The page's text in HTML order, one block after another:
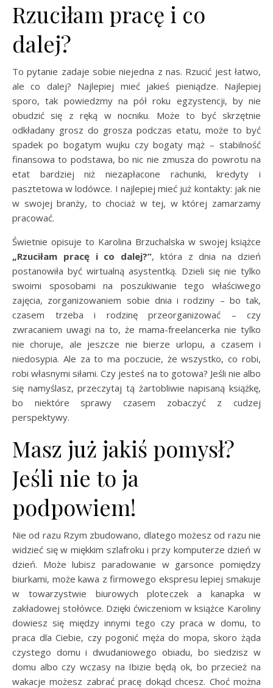
Rzuciłam pracę i co
dalej?
To pytanie zadaje sobie niejedna z nas. Rzucić jest łatwo,
ale co dalej? Najlepiej mieć jakieś pieniądze. Najlepiej
sporo, tak powiedzmy na pół roku egzystencji, by nie
obudzić się z ręką w nocniku. Może to być skrzętnie
odkładany grosz do grosza podczas etatu, może to być
spadek po bogatym wujku czy bogaty mąż – stabilność
finansowa to podstawa, bo nic nie zmusza do powrotu na
etat bardziej niż niezapłacone rachunki, kredyty i
pasztetowa w lodówce. I najlepiej mieć już kontakty: jak nie
w swojej branży, to chociaż w tej, w której zamarzamy
pracować.
Świetnie opisuje to Karolina Brzuchalska w swojej książce
„Rzuciłam pracę i co dalej?”, która z dnia na dzień
postanowiła być wirtualną asystentką. Dzieli się nie tylko
swoimi sposobami na poszukiwanie tego właściwego
zajęcia, zorganizowaniem sobie dnia i rodziny – bo tak,
czasem trzeba i rodzinę przeorganizować – czy
zwracaniem uwagi na to, że mama-freelancerka nie tylko
nie choruje, ale jeszcze nie bierze urlopu, a czasem i
niedosypia. Ale za to ma poczucie, że wszystko, co robi,
robi własnymi siłami. Czy jesteś na to gotowa? Jeśli nie albo
się namyślasz, przeczytaj tą żartobliwie napisaną książkę,
bo niektóre sprawy czasem zobaczyć z cudzej
perspektywy.
Masz już jakiś pomysł?
Jeśli nie to ja
podpowiem!
Nie od razu Rzym zbudowano, dlatego możesz od razu nie
widzieć się w miękkim szlafroku i przy komputerze dzień w
dzień. Może lubisz paradowanie w garsonce pomiędzy
biurkami, może kawa z firmowego ekspresu lepiej smakuje
w towarzystwie biurowych ploteczek a kanapka w
zakładowej stołówce. Dzięki ćwiczeniom w książce Karoliny
dowiesz się między innymi tego czy praca w domu, to
praca dla Ciebie, czy pogonić męża do mopa, skoro żąda
czystego domu i dwudaniowego obiadu, bo siedzisz w
domu albo czy wczasy na Ibizie będą ok, bo przecież na
wakacje możesz zabrać pracę dokąd chcesz. Choć można